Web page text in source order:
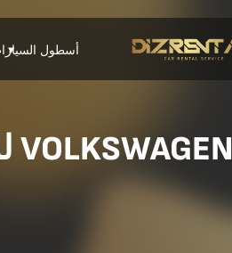
أسطول
VOLKSWAGEN للإيجار